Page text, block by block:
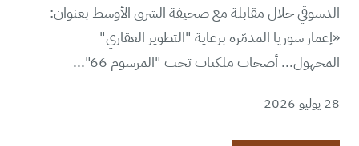
الدسوقي خلال مقابلة مع صحيفة الشرق الأوسط بعنوان:
«إعمار سوريا المدمّرة برعاية "التطوير العقاري"
المجهول... أصحاب ملكيات تحت "المرسوم 66"...
28 يوليو 2026